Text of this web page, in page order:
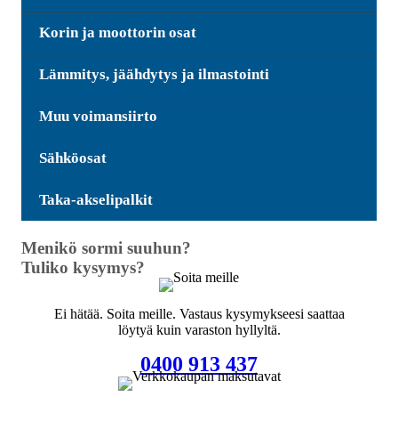
Korin ja moottorin osat
Lämmitys, jäähdytys ja ilmastointi
Muu voimansiirto
Sähköosat
Taka-akselipalkit
Menikö sormi suuhun?
Tuliko kysymys?
Ei hätää. Soita meille. Vastaus kysymykseesi saattaa
löytyä kuin varaston hyllyltä.
0400 913 437